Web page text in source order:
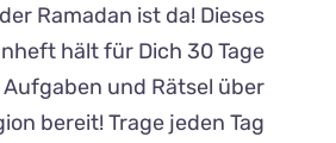
Ramadan ist da! Dieses
hält für Dich 30 Tage
und Rätsel über
bereit! Trage jeden Tag